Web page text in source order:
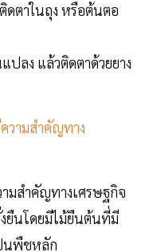
ดตาในถุง หรือต้นตอ
ลง แล้วติดตาด้วยยาง
ามสำคัญทาง
มสำคัญทางเศรษฐกิจ
ยืนโดยมีไม้ยืนต้นที่มี
นพืชหลัก